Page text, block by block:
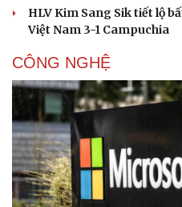
HLV Kim Sang Sik tiết lộ
Việt Nam 3-1 Campuchia
CÔNG NGHỆ